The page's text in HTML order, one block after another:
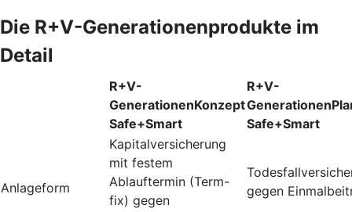
Die R+V-Generationenprodukte im
Detail
R+V-
GenerationenKonzept
Safe+Smart
R+V-
Safe+Smart
Anlageform
Kapitalversicherung
mit festem
Ablauftermin (Term-
fix) gegen
gegen